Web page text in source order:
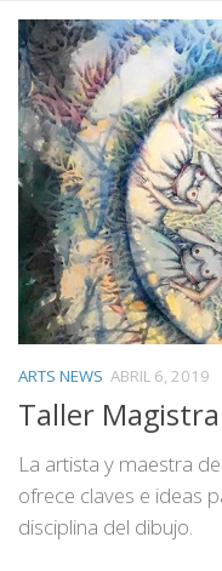
ARTS NEWS ABRIL 6, 2019
Taller
La artista y maestra
ofrece claves e ideas
disciplina del dibujo.